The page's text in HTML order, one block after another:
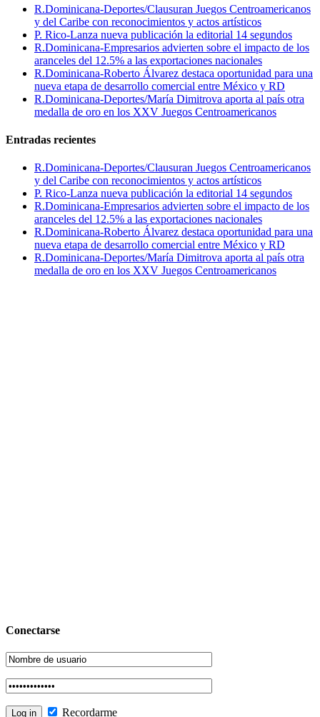
R.Dominicana-Deportes/Clausuran Juegos Centroamericanos
y del Caribe con reconocimientos y actos artísticos
P. Rico-Lanza nueva publicación la editorial 14 segundos
R.Dominicana-Empresarios advierten sobre el impacto de los
aranceles del 12.5% a las exportaciones nacionales
R.Dominicana-Roberto Álvarez destaca oportunidad para una
nueva etapa de desarrollo comercial entre México y RD
R.Dominicana-Deportes/María Dimitrova aporta al país otra
medalla de oro en los XXV Juegos Centroamericanos
Entradas recientes
R.Dominicana-Deportes/Clausuran Juegos Centroamericanos
y del Caribe con reconocimientos y actos artísticos
P. Rico-Lanza nueva publicación la editorial 14 segundos
R.Dominicana-Empresarios advierten sobre el impacto de los
aranceles del 12.5% a las exportaciones nacionales
R.Dominicana-Roberto Álvarez destaca oportunidad para una
nueva etapa de desarrollo comercial entre México y RD
R.Dominicana-Deportes/María Dimitrova aporta al país otra
medalla de oro en los XXV Juegos Centroamericanos
Conectarse
Recordarme